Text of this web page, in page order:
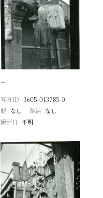
−
写真ID 3605-013785-0
駅 なし 路線 なし
撮影日 不明